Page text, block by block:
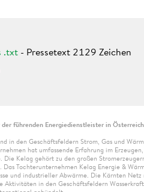
.txt - Pressetext 2129 Zeichen
führenden Energiedienstleister in
in den Geschäftsfeldern Strom, Gas und
hat umfassende Erfahrung im
Die Kelag gehört zu den großen
Tochterunternehmen Kelag Energie &
und industrieller Abwärme. Die Kärnten
Aktivitäten in den Geschäftsfeldern